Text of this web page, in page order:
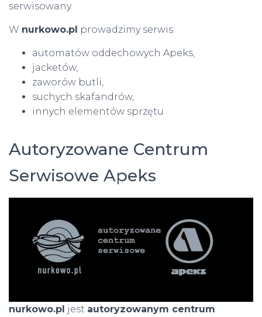
serwisowany.
W nurkowo.pl prowadzimy serwis:
automatów oddechowych Apeks,
jacketów,
zaworów butli,
suchych skafandrów,
innych elementów sprzętu
Autoryzowane Centrum
Serwisowe Apeks
nurkowo.pl jest autoryzowanym centrum